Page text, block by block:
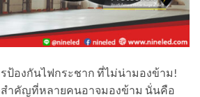
รป้องกันไฟกระชาก ที่ไม่น่ามองข้าม!
สำคัญที่หลายคนอาจมองข้าม นั่นคือ